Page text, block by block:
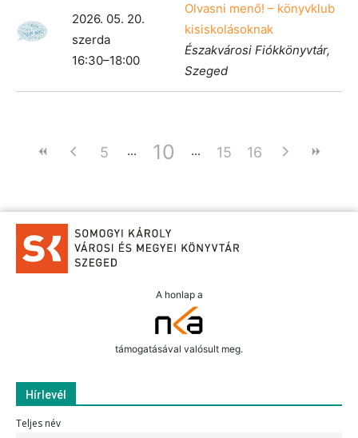
2026. 05. 20.
szerda
16:30–18:00
Olvasni menő! – könyvklub
kisiskolásoknak
Északvárosi Fiókkönyvtár,
Szeged
5 10 15 16
A honlap a
támogatásával valósult meg.
Hírlevél
Teljes név